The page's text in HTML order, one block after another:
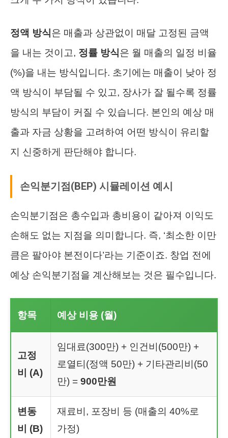
정액 방식은 매출과 상관없이 매달 고정된 금액
을 내는 것이고, 정률 방식은 월 매출의 일정 비율
(%)을 내는 방식입니다. 초기에는 매출이 낮아 정
액 방식이 부담될 수 있고, 장사가 잘 될수록 정률
방식의 부담이 커질 수 있습니다. 본인의 예상 매
출과 자금 상황을 고려하여 어떤 방식이 유리할
지 신중하게 판단해야 합니다.
손익분기점(BEP) 시뮬레이션 예시
손익분기점은 총수입과 총비용이 같아져 이익도
손해도 없는 지점을 의미합니다. 즉, ‘최소한 이만
큼은 팔아야 본전이다’라는 기준이죠. 창업 전에
예상 손익분기점을 계산해보는 것은 필수입니다.
항목 예상 비용 (월)
고정
비 (A)
임대료(300만) + 인건비(500만) +
로열티(정액 50만) + 기타관리비(50
만) = 900만원
변동
비 (B)
재료비, 포장비 등 (매출의 40%로
가정)